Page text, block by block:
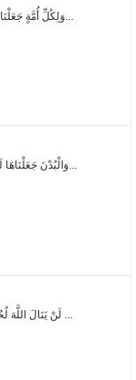
{وَلِكُلِّ أُمَّةٍ جَعَلْنَا مَنْسَكًا لِيَذْكُرُوا اسْمَ اللَّهِ عَ...
{وَالْبُدْنَ جَعَلْنَاهَا لَكُمْ مِنْ شَعَائِرِ اللَّهِ لَكُمْ فِيهَ...